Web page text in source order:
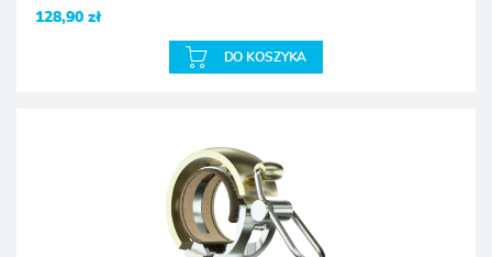
128,90 zł
DO KOSZYKA